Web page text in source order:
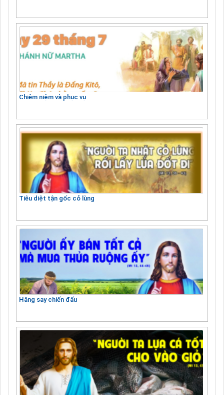
Chiêm niệm và phục vụ
Tiêu diệt tận gốc cỏ lùng
Hăng say chiến đấu